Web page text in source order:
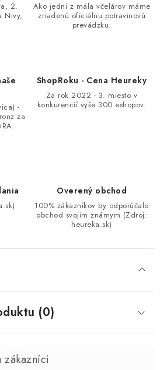
2.
Nivy,
Ako jedni z mála včelárov máme
zriadenú oficiálnu potravinovú
prevádzku.
-
za
ShopRoku - Cena Heureky
Za rok 2022 - 3. miesto v
konkurencií vyše 300 eshopov.
Overený obchod
100% zákazníkov by odporúčalo
obchod svojim známym (Zdroj:
heureka.sk)
(0)